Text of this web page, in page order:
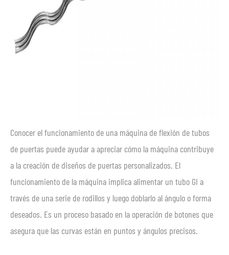
Conocer el funcionamiento de una máquina de flexión de tubos
de puertas puede ayudar a apreciar cómo la máquina contribuye
a la creación de diseños de puertas personalizados. El
funcionamiento de la máquina implica alimentar un tubo GI a
través de una serie de rodillos y luego doblarlo al ángulo o forma
deseados. Es un proceso basado en la operación de botones que
asegura que las curvas están en puntos y ángulos precisos.